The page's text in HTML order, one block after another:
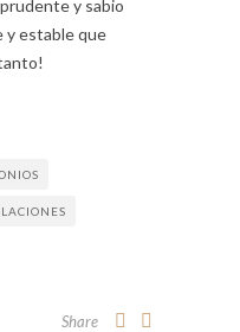
y sabio
y estable que
Share